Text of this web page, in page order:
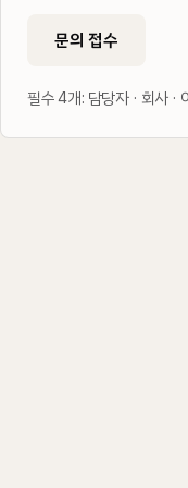
문의 접수
필수 4개: 담당자 · 회사 ·